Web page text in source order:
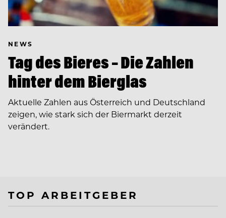
NEWS
Tag des Bieres – Die Zahlen
hinter dem Bierglas
Aktuelle Zahlen aus Österreich und Deutschland
zeigen, wie stark sich der Biermarkt derzeit
verändert.
TOP ARBEITGEBER